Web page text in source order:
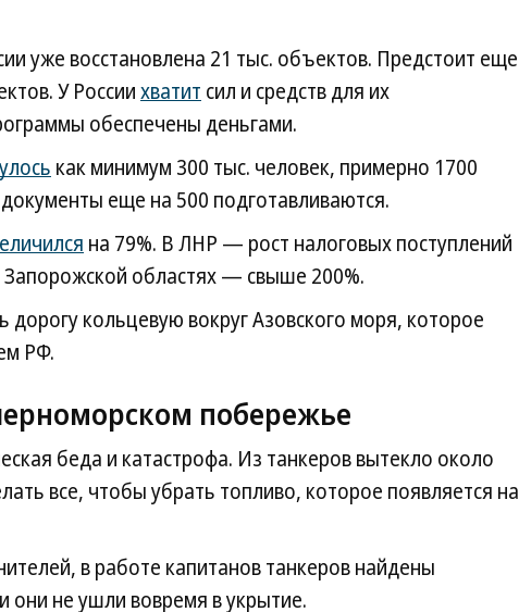
уже восстановлена 21 тыс. объектов. Предстоит еще
У Россиихватит сил и средств для их
обеспечены деньгами.
как минимум 300 тыс. человек, примерно 1700
еще на 500 подготавливаются.
на 79%. В ЛНР — рост налоговых поступлений
Запорожской областях — свыше 200%.
дорогу кольцевую вокруг Азовского моря, которое
РФ.
побережье
беда и катастрофа. Из танкеров вытекло около
все, чтобы убрать топливо, которое появляется на
в работе капитанов танкеров найдены
они не ушли вовремя в укрытие.